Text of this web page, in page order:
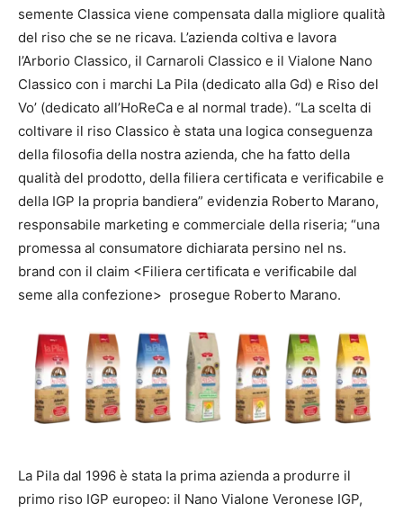
semente Classica viene compensata dalla migliore qualità
del riso che se ne ricava. L’azienda coltiva e lavora
l’Arborio Classico, il Carnaroli Classico e il Vialone Nano
Classico con i marchi La Pila (dedicato alla Gd) e Riso del
Vo’ (dedicato all’HoReCa e al normal trade). “La scelta di
coltivare il riso Classico è stata una logica conseguenza
della filosofia della nostra azienda, che ha fatto della
qualità del prodotto, della filiera certificata e verificabile e
della IGP la propria bandiera” evidenzia Roberto Marano,
responsabile marketing e commerciale della riseria; “una
promessa al consumatore dichiarata persino nel ns.
brand con il claim <Filiera certificata e verificabile dal
seme alla confezione> prosegue Roberto Marano.
La Pila dal 1996 è stata la prima azienda a produrre il
primo riso IGP europeo: il Nano Vialone Veronese IGP,